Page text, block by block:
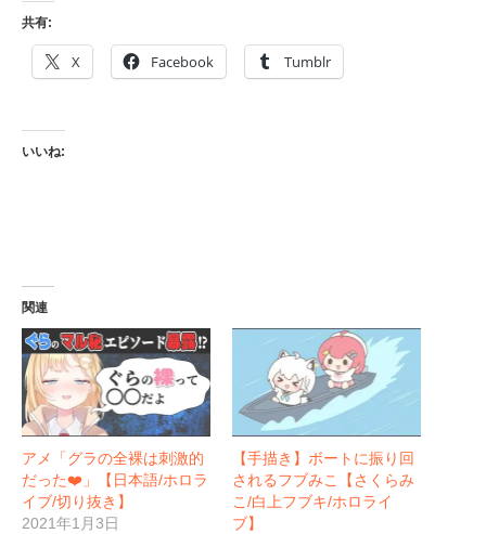
共有:
X Facebook Tumblr
いいね:
関連
アメ「グラの全裸は刺激的
だった❤️」【日本語/ホロラ
イブ/切り抜き】
2021年1月3日
【手描き】ボートに振り回
されるフブみこ【さくらみ
こ/白上フブキ/ホロライ
ブ】